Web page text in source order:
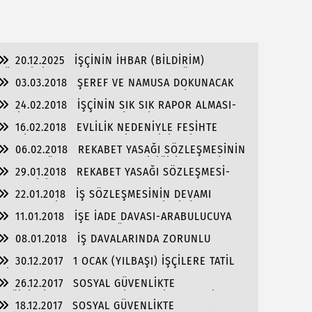
20.12.2025
İŞÇİNİN İHBAR (BİLDİRİM)
NEDENİYLE FESİHTE DİKKAT EDİLECEK HUSUSLAR
03.03.2018
ŞEREF VE NAMUSA DOKUNACAK
SUÇLAMALARDA BULUNMA-HAKLI FESİH
24.02.2018
İŞÇİNİN SIK SIK RAPOR ALMASI-
İŞE İADE DAVASI-GEÇERLİ FESİH
16.02.2018
EVLİLİK NEDENİYLE FESİHTE
TAZMİNATA HAK KAZANABİLMEK İÇİN DİKKAT
EDİLMESİ GEREKEN HUSUSLAR
06.02.2018
REKABET YASAĞI SÖZLEŞMESİNİN
FESHE BAĞLI OLARAK GEÇERLİLİĞİ-İŞVERENİN
YÜKÜMLÜLÜK ALMASI GEREKMEDİĞİ-İŞYERİNİN
DEVRİ HALİNDE SÖZLEŞMENİN GEÇERLİLİĞİ
29.01.2018
REKABET YASAĞI SÖZLEŞMESİ-
GEÇERLİLİK KOŞULLARI
22.01.2018
İŞ SÖZLEŞMESİNİN DEVAMI
SIRASINDA İŞVERENLE REKABET-İŞÇİNİN SADAKAT
BORCU -HAKLI FESİH
11.01.2018
İŞE İADE DAVASI-ARABULUCUYA
BAŞVURMA ZORUNLULUĞU VE UYGULAMASI
08.01.2018
İŞ DAVALARINDA ZORUNLU
30.12.2017
1 OCAK (YILBAŞI) İŞÇİLERE TATİL
26.12.2017
SOSYAL GÜVENLİKTE
DEĞİŞİKLİKLER-SOSYAL SİGORTA İŞLEMLERİ
18.12.2017
SOSYAL GÜVENLİKTE